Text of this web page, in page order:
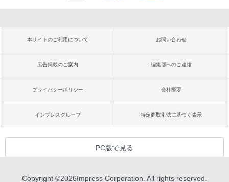
本サイトのご利用について お問い合わせ
広告掲載のご案内 編集部へのご連絡
プライバシーポリシー 会社概要
インプレスグループ 特定商取引法に基づく表示
PC版で見る
Copyright ©2026Impress Corporation. All rights reserved.